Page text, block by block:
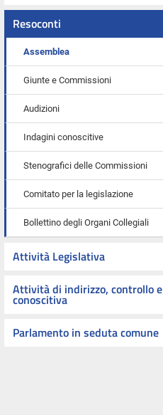
Resoconti
Assemblea
Giunte e Commissioni
Audizioni
Indagini conoscitive
Stenografici delle Commissioni
Comitato per la legislazione
Bollettino degli Organi Collegiali
Attività Legislativa
Attività di indirizzo, controllo e
conoscitiva
Parlamento in seduta comune